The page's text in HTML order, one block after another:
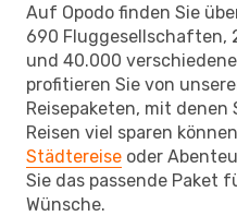
Auf Opodo finden Sie
690 Fluggesellschaften,
und 40.000
profitieren Sie von
Reisepaketen, mit denen
Reisen viel sparen
Städtereise oder
Sie das passende Paket
Wünsche.